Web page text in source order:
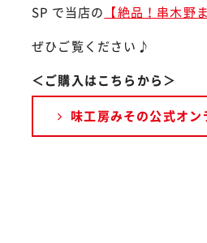
SP で当店の 【絶品！串木野
ぜひご覧ください♪
＜ご購入はこちらから＞
味工房みその公式オン